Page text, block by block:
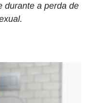
durante a perda de